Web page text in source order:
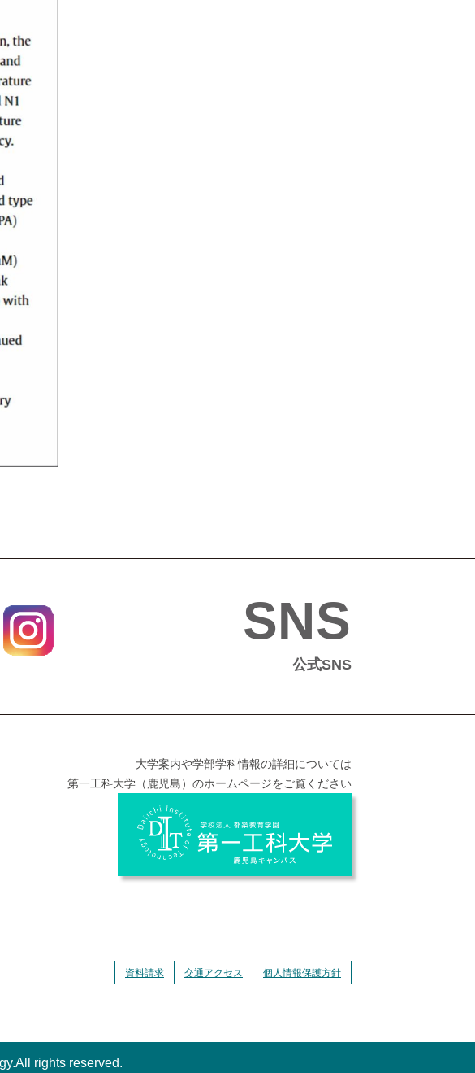
SNS
公式SNS
大学案内や学部学科情報の詳細については
第一工科大学（鹿児島）のホームページをご覧ください
資料請求 交通アクセス 個人情報保護方針
rights reserved.